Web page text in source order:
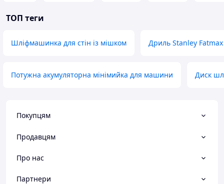
ТОП теги
Шліфмашинка для стін із мішком Дриль Stanley
Потужна акумуляторна мінімийка для машини Диск
Покупцям
Продавцям
Про нас
Партнери